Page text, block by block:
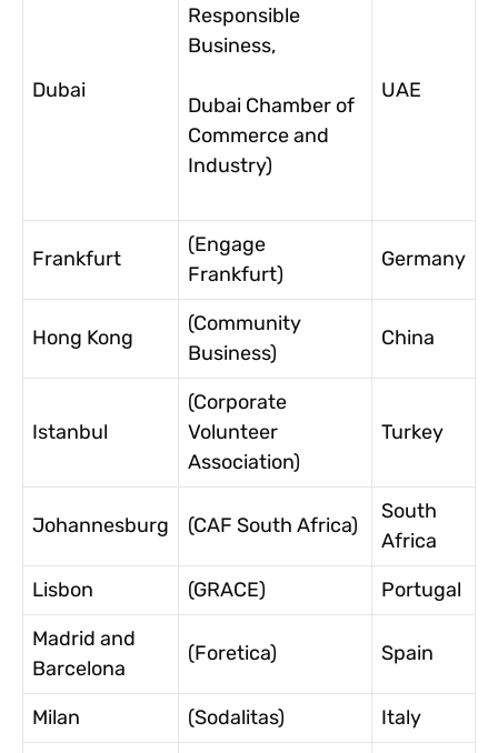
Dubai
Responsible
Business,
Dubai Chamber of
Commerce and
Industry)
UAE
Frankfurt
(Engage
Frankfurt)
Germany
Hong Kong
(Community
Business)
China
Istanbul
(Corporate
Volunteer
Association)
Turkey
Johannesburg (CAF South Africa)
South
Africa
Lisbon
(GRACE)
Portugal
Madrid and
Barcelona
(Foretica) Spain
Milan (Sodalitas)
Italy